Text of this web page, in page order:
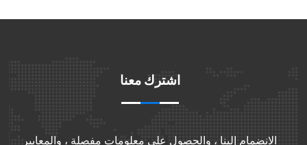
اشترك معنا
الانضمام إلينا ، والحصول على معلومات مفصلة ، والمعايير